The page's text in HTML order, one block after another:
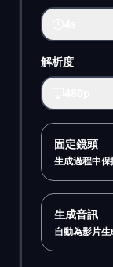
解析度
固定鏡頭
生成過程中
生成音訊
自動為影片